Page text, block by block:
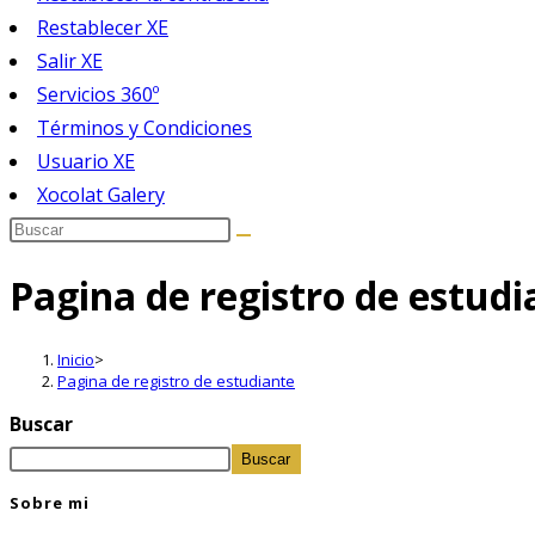
Restablecer XE
Salir XE
Servicios 360º
Términos y Condiciones
Usuario XE
Xocolat Galery
Pagina de registro de
Inicio>
Pagina de registro de estudiante
Buscar
Buscar
Sobre mi